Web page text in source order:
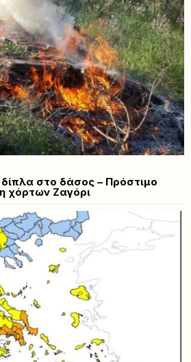
στο δάσος – Πρόστιμο
χόρτων Ζαγόρι